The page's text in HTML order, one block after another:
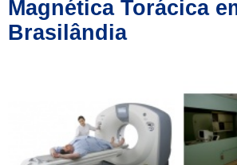
Magnética Torácica
Brasilândia